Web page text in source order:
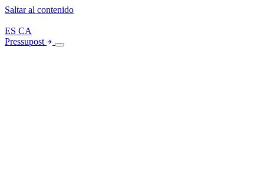
Saltar al contenido
ES CA
Pressupost